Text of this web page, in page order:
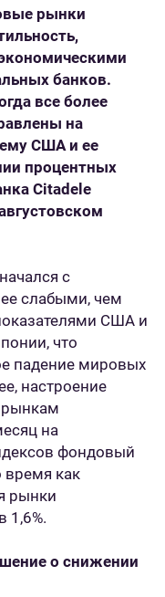
рынки
банков.
все более
на
США и ее
процентных
Citadele
с
слабыми, чем
США и
что
падение мировых
настроение
рынкам
на
фондовый
время как
рынки
1,6%.
о снижении